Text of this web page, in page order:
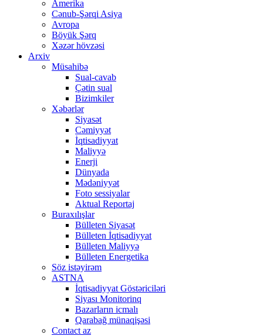
Amerika
Cənub-Şərqi Asiya
Avropa
Böyük Şərq
Xəzər hövzəsi
Arxiv
Müsahibə
Sual-cavab
Çətin sual
Bizimkiler
Xəbərlər
Siyasət
Cəmiyyət
İqtisadiyyat
Maliyyə
Enerji
Dünyada
Mədəniyyət
Foto sessiyalar
Aktual Reportaj
Buraxılışlar
Bülleten Siyasət
Bülleten İqtisadiyyat
Bülleten Maliyyə
Bülleten Energetika
Söz istəyirəm
ASTNA
İqtisadiyyat Göstəriciləri
Siyası Monitorinq
Bazarların icmalı
Qarabağ münaqişəsi
Contact az